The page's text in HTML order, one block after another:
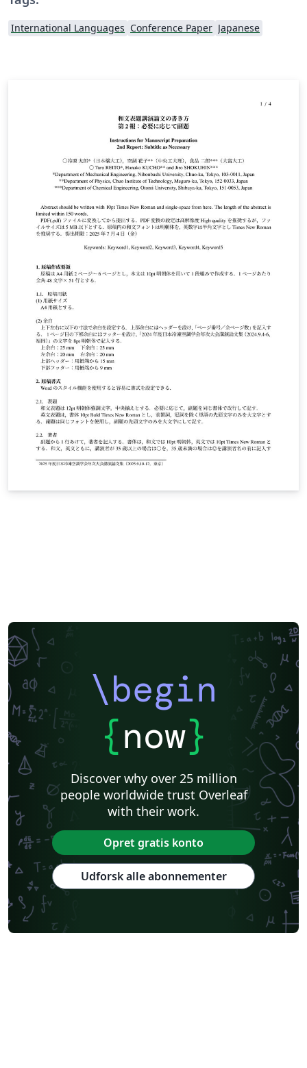
International Languages Conference Paper Japanese
\begin
{now}
Discover why over 25 million
people worldwide trust Overleaf
with their work.
Opret gratis konto
Udforsk alle abonnementer